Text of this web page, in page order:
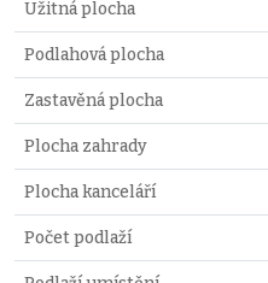
Užitná plocha
Podlahová plocha
Zastavěná plocha
Plocha zahrady
Plocha kanceláří
Počet podlaží